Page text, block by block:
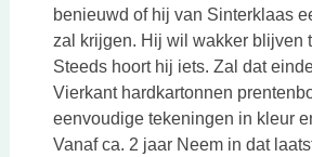
benieuwd of hij van Sinterklaas
zal krijgen. Hij wil wakker blijven
Steeds hoort hij iets. Zal dat
Vierkant hardkartonnen
eenvoudige tekeningen in kleur
Vanaf ca. 2 jaar Neem in dat